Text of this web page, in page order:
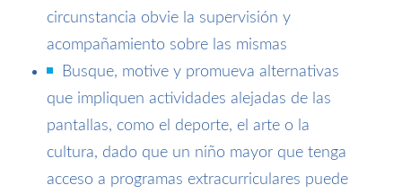
circunstancia obvie la supervisión y
acompañamiento sobre las mismas
Busque, motive y promueva alternativas
que impliquen actividades alejadas de las
pantallas, como el deporte, el arte o la
cultura, dado que un niño mayor que tenga
acceso a programas extracurriculares puede